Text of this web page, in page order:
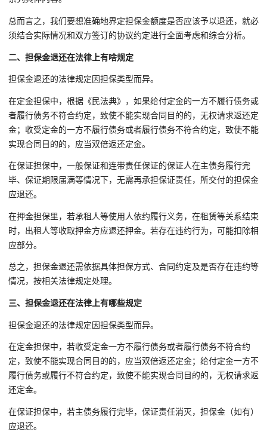
总而言之，我们要想准确地界定担保金额度是否应该予以退还，就必
须结合实际情况和双方签订的协议约定进行全面考虑和综合分析。
二、担保金退还在法律上有啥规定
担保金退还的法律规定因担保类型而异。
在定金担保中，根据《民法典》，如果给付定金的一方不履行债务或
者履行债务不符合约定，致使不能实现合同目的的，无权请求返还定
金；收受定金的一方不履行债务或者履行债务不符合约定，致使不能
实现合同目的的，应当双倍返还定金。
在保证担保中，一般保证和连带责任保证的保证人在主债务履行完
毕、保证期限届满等情况下，无需再承担保证责任，所交付的担保金
应退还。
在押金担保里，若承租人等使用人依约履行义务，在租赁等关系结束
时，出租人等收取押金方应退还押金。若存在违约行为，可能扣除相
应部分。
总之，担保金退还需依据具体担保方式、合同约定及是否存在违约等
情况，按相关法律规定处理。
三、担保金退还在法律上有哪些规定
担保金退还的法律规定因担保类型而异。
在定金担保中，若收受定金一方不履行债务或者履行债务不符合约
定，致使不能实现合同目的的，应当双倍返还定金；给付定金一方不
履行债务或履行不符合约定，致使不能实现合同目的的，无权请求返
还定金。
在保证担保中，若主债务履行完毕，保证责任消灭，担保金（如有）
应退还。